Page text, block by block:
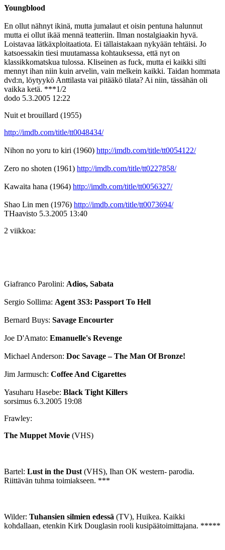
Youngblood
En ollut nähnyt ikinä, mutta jumalaut et oisin pentuna halunnut
mutta ei ollut ikää mennä teatteriin. Ilman nostalgiaakin hyvä.
Loistavaa lätkäxploitaatiota. Ei tällaistakaan nykyään tehtäisi. Jo
katsoessakin tiesi muutamassa kohtauksessa, että nyt on
klassikkomatskua tulossa. Kliseinen as fuck, mutta ei kaikki silti
mennyt ihan niin kuin arvelin, vain melkein kaikki. Taidan hommata
dvd:n, löytyykö Anttilasta vai pitääkö tilata? Ai niin, tässähän oli
vaikka ketä. ***1/2
dodo 5.3.2005 12:22
Nuit et brouillard (1955)
http://imdb.com/title/tt0048434/
Nihon no yoru to kiri (1960) http://imdb.com/title/tt0054122/
Zero no shoten (1961) http://imdb.com/title/tt0227858/
Kawaita hana (1964) http://imdb.com/title/tt0056327/
Shao Lin men (1976) http://imdb.com/title/tt0073694/
THaavisto 5.3.2005 13:40
2 viikkoa:
Giafranco Parolini: Adios, Sabata
Sergio Sollima: Agent 3S3: Passport To Hell
Bernard Buys: Savage Encourter
Joe D'Amato: Emanuelle's Revenge
Michael Anderson: Doc Savage – The Man Of Bronze!
Jim Jarmusch: Coffee And Cigarettes
Yasuharu Hasebe: Black Tight Killers
sorsimus 6.3.2005 19:08
Frawley:
The Muppet Movie (VHS)
Bartel: Lust in the Dust (VHS), Ihan OK western- parodia.
Riittävän tuhma toimiakseen. ***
Wilder: Tuhansien silmien edessä (TV), Huikea. Kaikki
kohdallaan, etenkin Kirk Douglasin rooli kusipäätoimittajana. *****